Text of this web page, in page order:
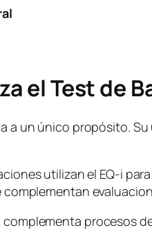
el Test de
a un único propósito.
utilizan el EQ-i
complementa procesos